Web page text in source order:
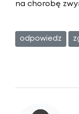
na chorobę
odpowiedz